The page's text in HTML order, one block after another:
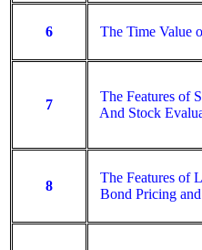
6 The Time Value
7
The Features of
And Stock
8
The Features of
Bond Pricing